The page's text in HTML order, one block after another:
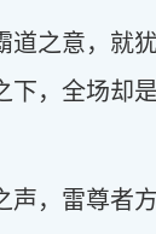
道之意，就
下，全场却
声，雷尊者